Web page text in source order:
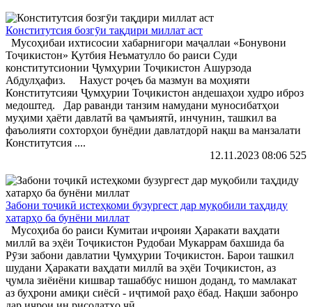
Конститутсия бозгӯи тақдири миллат аст
Мусоҳибаи ихтисосии хабарнигори маҷаллаи «Бонувони
Тоҷикистон» Қутбия Неъматулло бо раиси Суди
конститутсионии Ҷумҳурии Тоҷикистон Ашурзода
Абдулҳафиз. Нахуст роҷеъ ба мазмун ва моҳияти
Конститутсияи Ҷумҳурии Тоҷикистон андешаҳои худро иброз
медоштед. Дар раванди танзим намудани муносибатҳои
муҳими ҳаёти давлатӣ ва ҷамъиятӣ, инчунин, ташкил ва
фаъолияти сохторҳои бунёдии давлатдорӣ нақш ва манзалати
Конститутсия ....
12.11.2023 08:06 525
Забони тоҷикӣ истеҳкоми бузургест дар муқобили таҳдиду
хатарҳо ба бунёни миллат
Мусоҳиба бо раиси Кумитаи иҷроияи Ҳаракати ваҳдати
миллӣ ва эҳёи Тоҷикистон Рудобаи Мукаррам бахшида ба
Рӯзи забони давлатии Ҷумҳурии Тоҷикистон. Барои ташкил
шудани Ҳаракати ваҳдати миллӣ ва эҳёи Тоҷикистон, аз
ҷумла зиёиёни кишвар ташаббус нишон доданд, то мамлакат
аз буҳрони амиқи сиёсӣ - иҷтимоӣ раҳо ёбад. Нақши забонро